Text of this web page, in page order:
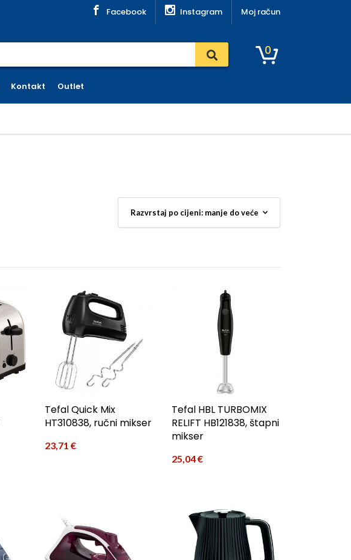
Facebook Instagram Moj račun
0
Kontakt Outlet
Tefal Quick Mix
HT310838, ručni mikser
23,71 €
Tefal HBL TURBOMIX
RELIFT HB121838, štapni
mikser
25,04€